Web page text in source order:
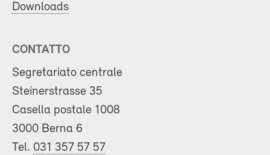
Downloads
CONTATTO
Segretariato centrale
Steinerstrasse 35
Casella postale 1008
3000 Berna 6
Tel. 031 357 57 57